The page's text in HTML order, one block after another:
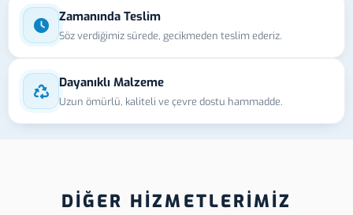
Zamanında Teslim
Söz verdiğimiz sürede, gecikmeden teslim ederiz.
Dayanıklı Malzeme
Uzun ömürlü, kaliteli ve çevre dostu hammadde.
DİĞER HİZMETLERİMİZ